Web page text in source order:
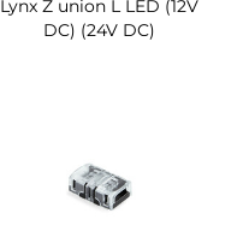
Lynx Z union L LED (12V
DC) (24V DC)